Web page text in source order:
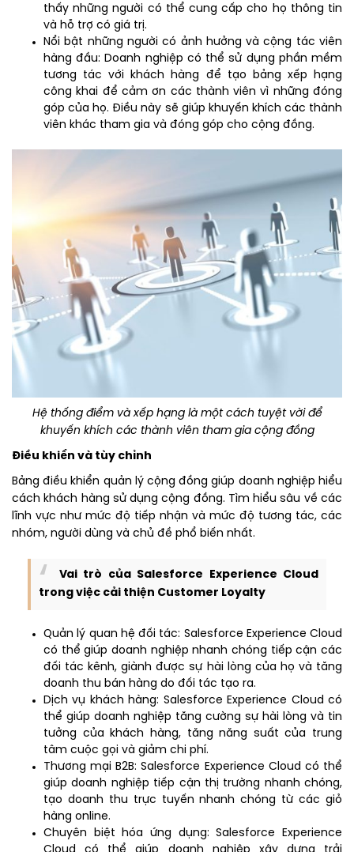
thấy những người có thể cung cấp cho họ thông tin
và hỗ trợ có giá trị.
Nổi bật những người có ảnh hưởng và cộng tác viên
hàng đầu: Doanh nghiệp có thể sử dụng phần mềm
tương tác với khách hàng để tạo bảng xếp hạng
công khai để cảm ơn các thành viên vì những đóng
góp của họ. Điều này sẽ giúp khuyến khích các thành
viên khác tham gia và đóng góp cho cộng đồng.
Hệ thống điểm và xếp hạng là một cách tuyệt vời để
khuyến khích các thành viên tham gia cộng đồng
Điều khiển và tùy chỉnh
Bảng điều khiển quản lý cộng đồng giúp doanh nghiệp hiểu
cách khách hàng sử dụng cộng đồng. Tìm hiểu sâu về các
lĩnh vực như mức độ tiếp nhận và mức độ tương tác, các
nhóm, người dùng và chủ đề phổ biến nhất.
Vai trò của Salesforce Experience Cloud
trong việc cải thiện Customer Loyalty
Quản lý quan hệ đối tác: Salesforce Experience Cloud
có thể giúp doanh nghiệp nhanh chóng tiếp cận các
đối tác kênh, giành được sự hài lòng của họ và tăng
doanh thu bán hàng do đối tác tạo ra.
Dịch vụ khách hàng: Salesforce Experience Cloud có
thể giúp doanh nghiệp tăng cường sự hài lòng và tin
tưởng của khách hàng, tăng năng suất của trung
tâm cuộc gọi và giảm chi phí.
Thương mại B2B: Salesforce Experience Cloud có thể
giúp doanh nghiệp tiếp cận thị trường nhanh chóng,
tạo doanh thu trực tuyến nhanh chóng từ các giỏ
hàng online.
Chuyên biệt hóa ứng dụng: Salesforce Experience